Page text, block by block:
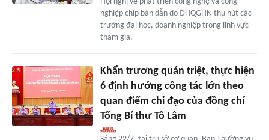
nghiệp chip bán dẫn do ĐHQGHN thu hút các
trường đại học, doanh nghiệp trong lĩnh vực
tham gia.
Khẩn trương quán triệt, thực hiện
6 định hướng công tác lớn theo
quan điểm chỉ đạo của đồng chí
Tổng Bí thư Tô Lâm